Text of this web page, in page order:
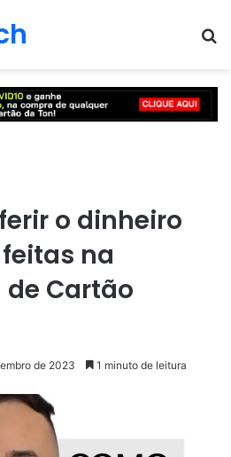
o dinheiro
na
Cartão
de 2023 1 minuto de leitura